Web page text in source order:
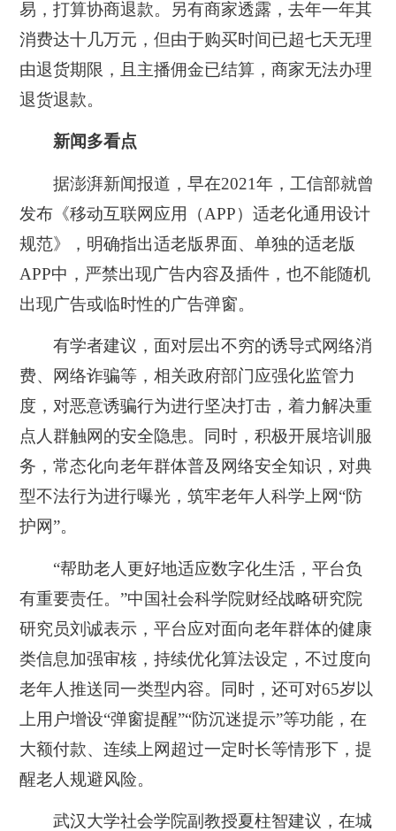
易，打算协商退款。另有商家透露，去年一年其
消费达十几万元，但由于购买时间已超七天无理
由退货期限，且主播佣金已结算，商家无法办理
退货退款。
新闻多看点
据澎湃新闻报道，早在2021年，工信部就曾
发布《移动互联网应用（APP）适老化通用设计
规范》，明确指出适老版界面、单独的适老版
APP中，严禁出现广告内容及插件，也不能随机
出现广告或临时性的广告弹窗。
有学者建议，面对层出不穷的诱导式网络消
费、网络诈骗等，相关政府部门应强化监管力
度，对恶意诱骗行为进行坚决打击，着力解决重
点人群触网的安全隐患。同时，积极开展培训服
务，常态化向老年群体普及网络安全知识，对典
型不法行为进行曝光，筑牢老年人科学上网“防
护网”。
“帮助老人更好地适应数字化生活，平台负
有重要责任。”中国社会科学院财经战略研究院
研究员刘诚表示，平台应对面向老年群体的健康
类信息加强审核，持续优化算法设定，不过度向
老年人推送同一类型内容。同时，还可对65岁以
上用户增设“弹窗提醒”“防沉迷提示”等功能，在
大额付款、连续上网超过一定时长等情形下，提
醒老人规避风险。
武汉大学社会学院副教授夏柱智建议，在城